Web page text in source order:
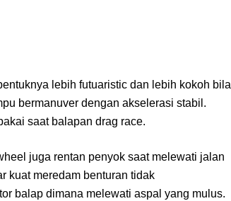
lebih futuaristic dan lebih kokoh bila
bermanuver dengan akselerasi stabil.
saat balapan drag race.
juga rentan penyok saat melewati jalan
kuat meredam benturan tidak
balap dimana melewati aspal yang mulus.